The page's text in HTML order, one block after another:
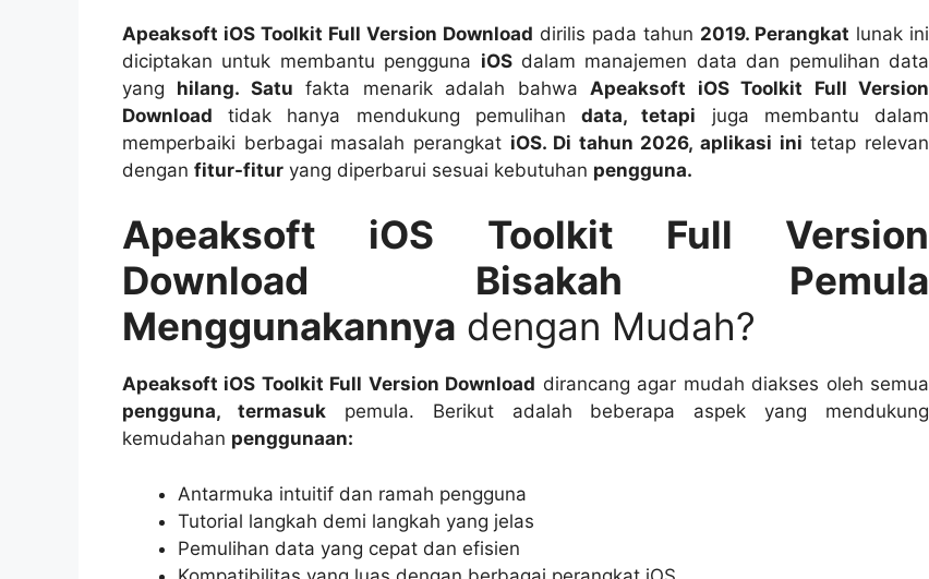
Apeaksoft iOS Toolkit Full Version Download dirilis pada tahun 2019. Perangkat lunak ini
diciptakan untuk membantu pengguna iOSdalam manajemen data dan pemulihan data
yang hilang. Satu fakta menarik adalah bahwa Apeaksoft iOS Toolkit Full Version
Download tidak hanya mendukung pemulihandata, tetapi juga membantu dalam
memperbaiki berbagai masalah perangkat iOS. Di tahun 2026, aplikasi ini tetap relevan
dengan fitur-fitur yang diperbarui sesuai kebutuhan pengguna.
Apeaksoft iOS Toolkit Full Version
Download Bisakah Pemula
Menggunakannya dengan Mudah?
Apeaksoft iOS Toolkit Full Version Download dirancang agar mudah diakses oleh semua
pengguna, termasukpemula. Berikut adalah beberapa aspek yang mendukung
kemudahan penggunaan:
Antarmuka intuitif dan ramah pengguna
Tutorial langkah demi langkah yang jelas
Pemulihan data yang cepat dan efisien